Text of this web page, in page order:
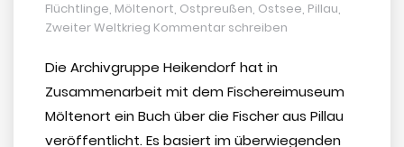
Flüchtlinge, Möltenort, Ostpreußen, Ostsee, Pillau,
Zweiter Weltkrieg Kommentar schreiben
Die Archivgruppe Heikendorf hat in
Zusammenarbeit mit dem Fischereimuseum
Möltenort ein Buch über die Fischer aus Pillau
veröffentlicht. Es basiert im überwiegenden